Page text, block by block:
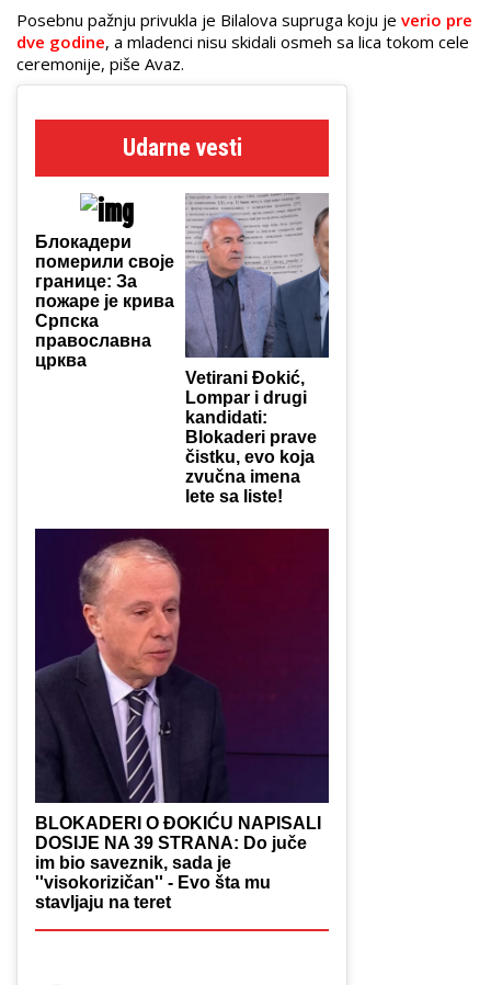
Posebnu pažnju privukla je Bilalova supruga koju je verio pre
dve godine, a mladenci nisu skidali osmeh sa lica tokom cele
ceremonije, piše Avaz.
Udarne vesti
Блокадери
померили своје
границе: За
пожаре је крива
Српска
православна
црква
Vetirani Đokić,
Lompar i drugi
kandidati:
Blokaderi prave
čistku, evo koja
zvučna imena
lete sa liste!
BLOKADERI O ĐOKIĆU NAPISALI
DOSIJE NA 39 STRANA: Do juče
im bio saveznik, sada je
''visokorizičan'' - Evo šta mu
stavljaju na teret